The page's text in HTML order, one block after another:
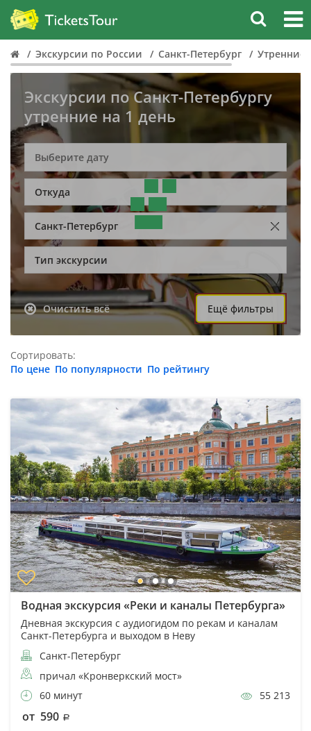
Экскурсии по России Санкт-Петербург Утренние
Экскурсии по Санкт-Петербургу
утренние на 1 день
Откуда
Санкт-Петербург
Тип экскурсии
Очистить всё Ещё фильтры
Сортировать:
По цене По популярности По рейтингу
Водная экскурсия «Реки и каналы Петербурга»
Дневная экскурсия с аудиогидом по рекам и каналам
Санкт-Петербурга и выходом в Неву
Санкт-Петербург
причал «Кронверкский мост»
60 минут
55 213
от 590